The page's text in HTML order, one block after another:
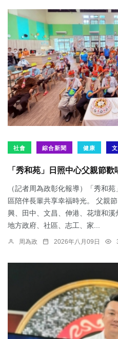
社會 綜合新聞 健康
「秀和苑」日照中心父親節歡
（記者周為政彰化報導）「秀和
區陪伴長輩共享幸福時光。 父親
興、田中、文昌、伸港、花壇和
地方政府、社區、志工、家...
周為政 2026年八月09日